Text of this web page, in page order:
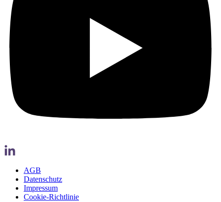
AGB
Datenschutz
Impressum
Cookie-Richtlinie